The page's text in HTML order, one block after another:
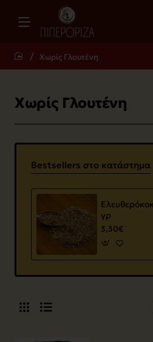
Χωρίς Γλουτένη
Χωρίς Γλουτένη
Bestsellers στο κατάστημα
γρ
3,30€